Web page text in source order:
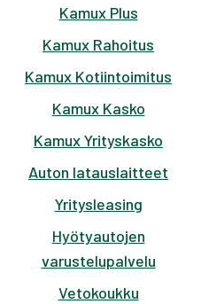
Kamux Plus
Kamux Rahoitus
Kamux Kotiintoimitus
Kamux Kasko
Kamux Yrityskasko
Auton latauslaitteet
Yritysleasing
Hyötyautojen
varustelupalvelu
Vetokoukku